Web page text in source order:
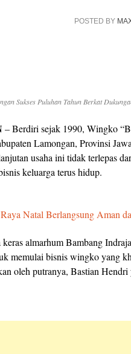
POSTED BY
Sukses Puluhan Tahun Berkat
– Berdiri sejak 1990, Wingko
Lamongan, Provinsi
usaha ini tidak terlepas
keluarga terus hidup.
Natal Berlangsung Aman
almarhum Bambang
memulai bisnis wingko yang
oleh putranya, Bastian